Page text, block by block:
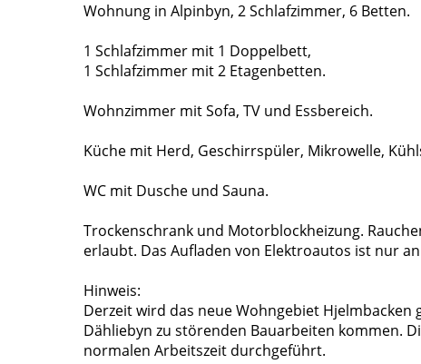
Wohnung in Alpinbyn, 2 Schlafzimmer, 6 Betten.
1 Schlafzimmer mit 1 Doppelbett,
1 Schlafzimmer mit 2 Etagenbetten.
Wohnzimmer mit Sofa, TV und Essbereich.
Küche mit Herd, Geschirrspüler, Mikrowelle,
WC mit Dusche und Sauna.
Trockenschrank und Motorblockheizung.
erlaubt. Das Aufladen von Elektroautos ist nur
Hinweis:
Derzeit wird das neue Wohngebiet
Dähliebyn zu störenden Bauarbeiten kommen.
normalen Arbeitszeit durchgeführt.